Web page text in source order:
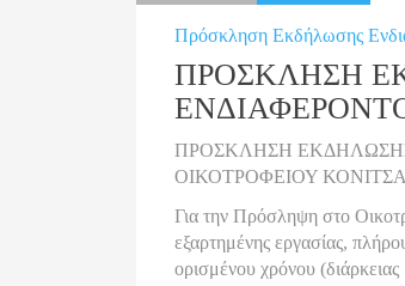
Πρόσκληση Εκδήλωσης
ΠΡΟΣΚΛΗΣΗ
ΠΡΟΣΚΛΗΣΗ
ΟΙΚΟΤΡΟΦΕΙΟΥ
Για την Πρόσληψη στο
εξαρτημένης εργασίας,
ορισμένου χρόνου